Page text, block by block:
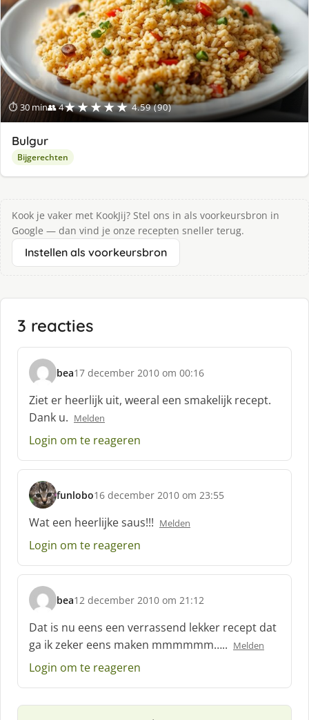
⏱ 30 min👥 4★★★★★ 4.59 (90)
Bulgur
Bijgerechten
Kook je vaker met KookJij? Stel ons in als voorkeursbron in
Google — dan vind je onze recepten sneller terug.
Instellen als voorkeursbron
3 reacties
bea
s
c
h
r
e
f
17 december 2010 om 00:16
Ziet er heerlijk uit, weeral een smakelijk recept.
Dank u. Melden
Login om te reageren
funlobo
s
c
h
r
e
f
:
16 december 2010 om 23:55
Wat een heerlijke saus!!! Melden
Login om te reageren
bea
s
c
h
r
e
:
12 december 2010 om 21:12
Dat is nu eens een verrassend lekker recept dat
ga ik zeker eens maken mmmmmm….. Melden
Login om te reageren